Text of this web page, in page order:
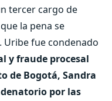
tercer cargo de
la pena se
Uribe fue condenado
y fraude procesal
de Bogotá, Sandra
por las